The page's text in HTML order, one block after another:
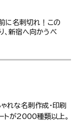
に名刺切れ！この
、新宿へ向かうべ
れな名刺作成・印刷
トが2000種類以上。